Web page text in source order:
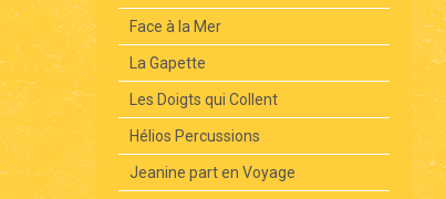
Face à la Mer
La Gapette
Les Doigts qui Collent
Hélios Percussions
Jeanine part en Voyage